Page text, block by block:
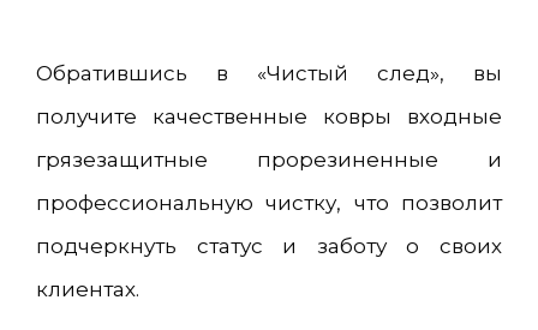
Обратившись в «Чистый след», вы
получите качественные ковры входные
грязезащитные прорезиненные и
профессиональную чистку, что позволит
подчеркнуть статус и заботу о своих
клиентах.